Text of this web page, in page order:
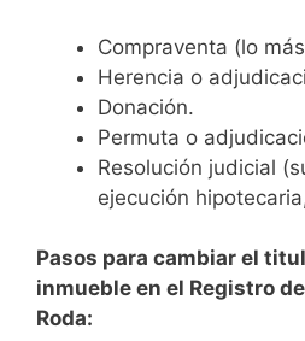
Compraventa (lo
Herencia o
Donación.
Permuta o
Resolución judicial
ejecución
Pasos para cambiar el
inmueble en el Registro
Roda: